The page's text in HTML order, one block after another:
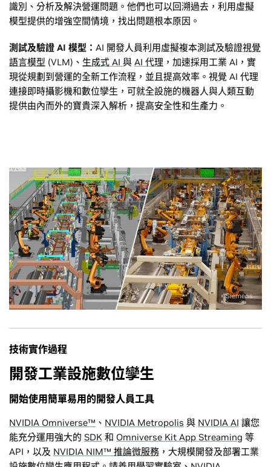
識別、分析及解決營運問題。他們也可以回溯過去，利用虛擬
模型提供的增強空間情境，找出問題根本原因。
測試及驗證 AI 模型： AI 開發人員利用虛擬複本測試及驗證視覺
語言模型 (VLM)、 生成式 AI 與 AI 代理 ，加速採用工業 AI，實
現從規劃到營運的全新工作流程，並且提高效率。視覺 AI 代理
連接即時攝影機和數位孿生，可就全設施的機器人與人類互動
提供由內而外的寶貴深入解析，提高安全性和生產力。
Siemens
技術實作過程
開發工業設施數位孿生
開始使用簡單易用的開發人員工具
NVIDIA Omniverse™ 、 NVIDIA Metropolis 與 NVIDIA AI 讓您
能充分運用強大的 SDK 和 Omniverse Kit App Streaming 等
API，以及 NVIDIA NIM™ 推論微服務 ，大規模開發及部署工業